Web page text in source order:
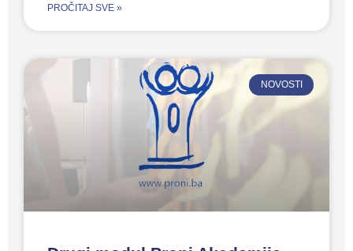
PROČITAJ SVE »
NOVOSTI